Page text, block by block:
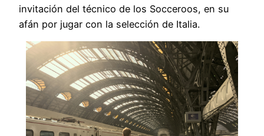
invitación del técnico de los Socceroos, en su
afán por jugar con la selección de Italia.